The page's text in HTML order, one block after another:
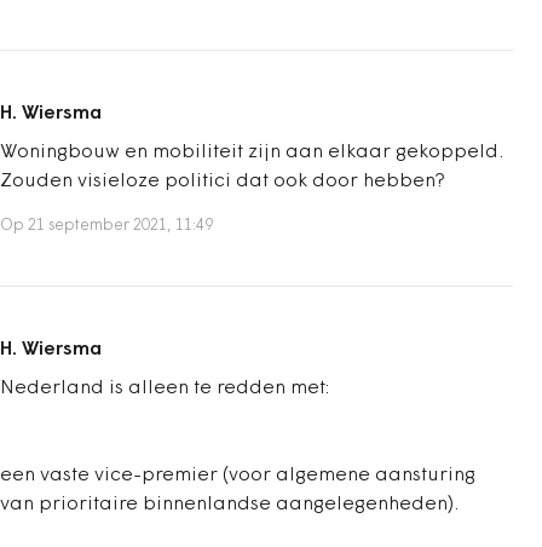
H. Wiersma
Woningbouw en mobiliteit zijn aan elkaar gekoppeld.
Zouden visieloze politici dat ook door hebben?
Op 21 september 2021, 11:49
H. Wiersma
Nederland is alleen te redden met:
een vaste vice-premier (voor algemene aansturing
van prioritaire binnenlandse aangelegenheden).